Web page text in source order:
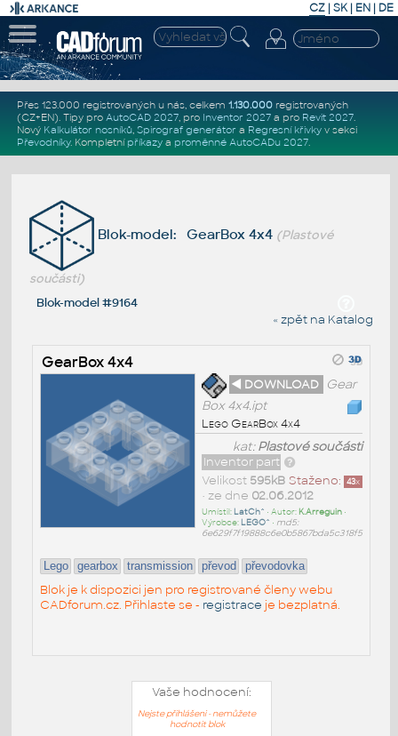
CZ | SK| EN | DE
Přes 123.000 registrovaných u nás, celkem 1.130.000registrovaných
(CZ+EN). Tipy pro AutoCAD 2027, pro Inventor 2027a pro Revit 2027.
Nový Kalkulátor nosníků, Spirograf generátor a Regresní křivkyv sekci
Převodníky. Kompletní příkazya proměnné AutoCADu 2027.
Blok-model: GearBox 4x4 (Plastové
součásti)
Blok-model #9164
« zpět na Katalog
GearBox 4x4
◄ DOWNLOAD
Gear
Box 4x4.ipt
Lego GearBox 4x4
kat:Plastové součásti
Inventor part
Staženo: 43x
Velikost 595kB
• ze dne 02.06.2012
Umístil: LatCh^ • Autor: K.Arreguin•
Výrobce: LEGO^ • md5:
6e629f7f19888c6e0b5867bda5c318f5
Lego gearbox transmission převod převodovka
Blok je k dispozici jen pro registrované členy webu
CADforum.cz. Přihlaste se - registrace je bezplatná.
Vaše hodnocení:
Nejste přihlášeni - nemůžete
hodnotit blok